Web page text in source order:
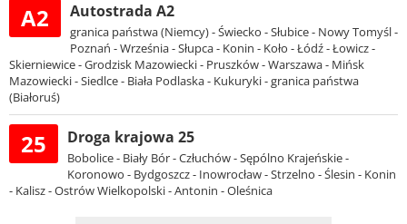
A2 Autostrada A2
granica państwa (Niemcy) - Świecko - Słubice - Nowy Tomyśl -
Poznań - Września - Słupca - Konin - Koło - Łódź - Łowicz -
Skierniewice - Grodzisk Mazowiecki - Pruszków - Warszawa - Mińsk
Mazowiecki - Siedlce - Biała Podlaska - Kukuryki - granica państwa
(Białoruś)
25 Droga krajowa 25
Bobolice - Biały Bór - Człuchów - Sępólno Krajeńskie -
Koronowo - Bydgoszcz - Inowrocław - Strzelno - Ślesin - Konin
- Kalisz - Ostrów Wielkopolski - Antonin - Oleśnica